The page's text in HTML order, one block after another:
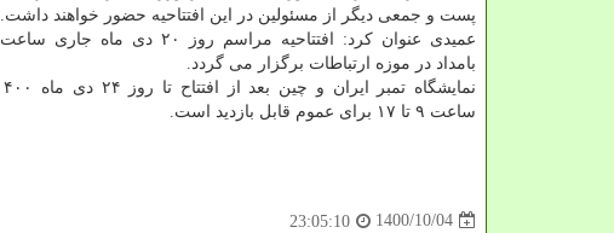
پست و جمعی دیگر از مسئولین در این افتتاحیه حضور خواهند داشت.
بامداد در موزه ارتباطات برگزار می گردد.
ساعت ۹ تا ۱۷ برای عموم قابل بازدید است.
1400/10/04
23:05:10